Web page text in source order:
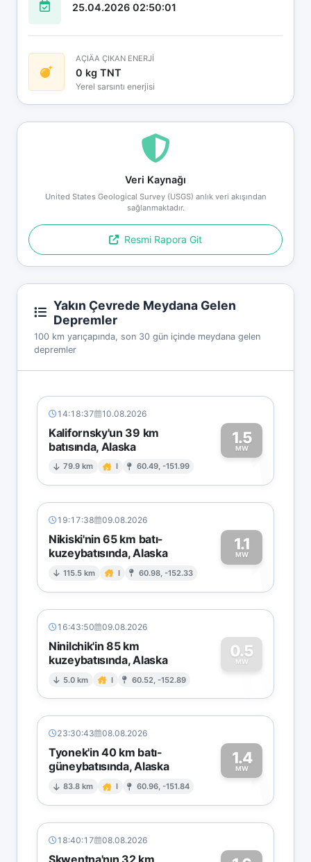
25.04.2026 02:50:01
AÇIÄA ÇIKAN ENERJİ
0 kg TNT
Yerel sarsıntı enerjisi
Veri Kaynağı
United States Geological Survey (USGS) anlık veri akışından
sağlanmaktadır.
Resmi Rapora Git
Yakın Çevrede Meydana Gelen
Depremler
100 km yarıçapında, son 30 gün içinde meydana gelen
depremler
14:18:37 10.08.2026
Kalifornsky'un 39 km
batısında, Alaska
79.9 km I 60.49, -151.99
1.5
MW1
19:17:38 09.08.2026
Nikiski'nin 65 km batı-
kuzeybatısında, Alaska
115.5 km I 60.98, -152.33
1.1
MW1
16:43:50 09.08.2026
Ninilchik'in 85 km
kuzeybatısında, Alaska
5.0 km I 60.52, -152.89
0.5
MW
0
23:30:43 08.08.2026
Tyonek'in 40 km batı-
güneybatısında, Alaska
83.8 km I 60.96, -151.84
1.4
MW1
18:40:17 08.08.2026
Skwentna'nın 32 km